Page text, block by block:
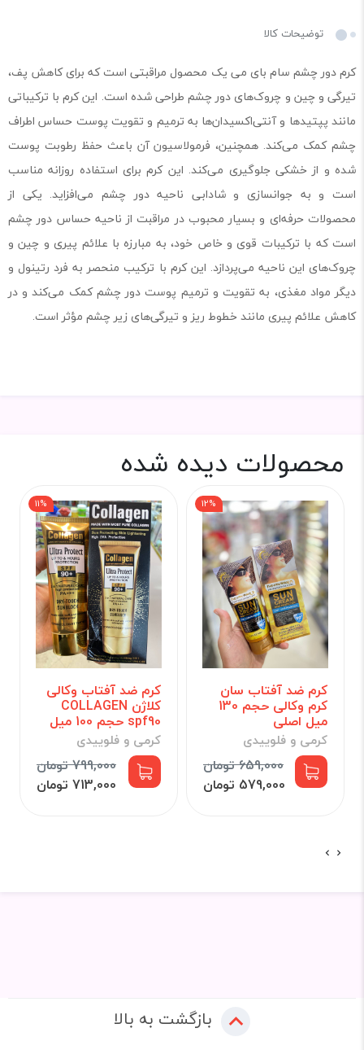
توضیحات کالا
کرم دور چشم سام بای می یک محصول مراقبتی است که برای کاهش پف،
تیرگی و چین و چروک‌های دور چشم طراحی شده است. این کرم با ترکیباتی
مانند پپتیدها و آنتی‌اکسیدان‌ها به ترمیم و تقویت پوست حساس اطراف
چشم کمک می‌کند. همچنین، فرمولاسیون آن باعث حفظ رطوبت پوست
شده و از خشکی جلوگیری می‌کند. این کرم برای استفاده روزانه مناسب
است و به جوانسازی و شادابی ناحیه دور چشم می‌افزاید. یکی از
محصولات حرفه‌ای و بسیار محبوب در مراقبت از ناحیه حساس دور چشم
است که با ترکیبات قوی و خاص خود، به مبارزه با علائم پیری و چین و
چروک‌های این ناحیه می‌پردازد. این کرم با ترکیب منحصر به فرد رتینول و
دیگر مواد مغذی، به تقویت و ترمیم پوست دور چشم کمک می‌کند و در
کاهش علائم پیری مانند خطوط ریز و تیرگی‌های زیر چشم مؤثر است.
محصولات دیده شده
کرم ضد آفتاب سان
کرم وکالی حجم 130
میل اصلی
کرمی و فلوییدی
659,000 تومان
12%
579,000 تومان
کرم ضد آفتاب وکالی
کلاژن COLLAGEN
spf90 حجم 100 میل
کرمی و فلوییدی
799,000 تومان
11%
713,000 تومان
بازگشت به بالا